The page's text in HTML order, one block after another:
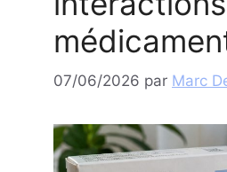
07/06/2026 par Marc